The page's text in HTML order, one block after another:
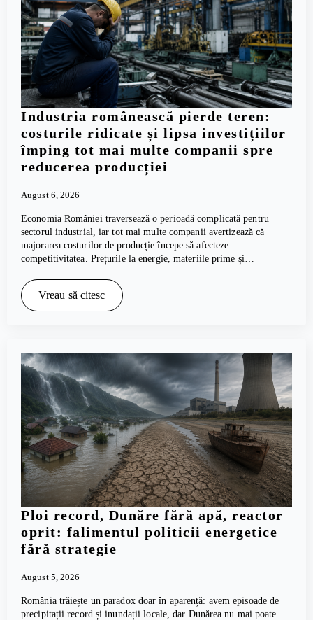
Industria românească pierde teren:
costurile ridicate și lipsa investițiilor
împing tot mai multe companii spre
reducerea producției
August 6, 2026
Economia României traversează o perioadă complicată pentru
sectorul industrial, iar tot mai multe companii avertizează că
majorarea costurilor de producție începe să afecteze
competitivitatea. Prețurile la energie, materiile prime și…
Vreau să citesc
Ploi record, Dunăre fără apă, reactor
oprit: falimentul politicii energetice
fără strategie
August 5, 2026
România trăiește un paradox doar în aparență: avem episoade de
precipitații record și inundații locale, dar Dunărea nu mai poate